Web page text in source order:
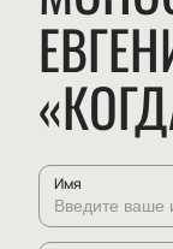
Имя